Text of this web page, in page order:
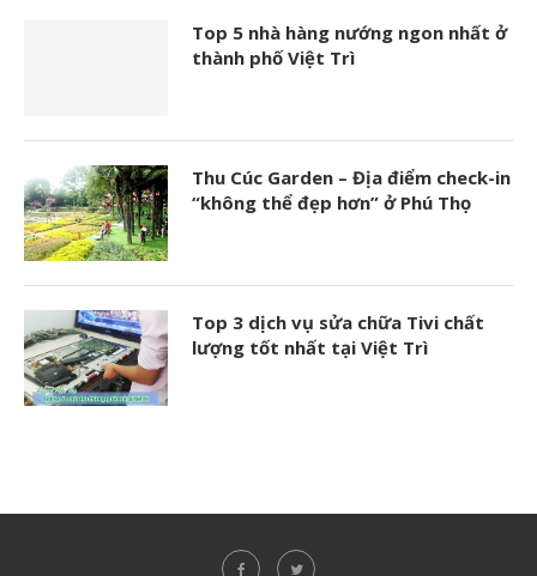
Top 5 nhà hàng nướng ngon nhất ở
thành phố Việt Trì
Thu Cúc Garden – Địa điểm check-in
“không thể đẹp hơn” ở Phú Thọ
Top 3 dịch vụ sửa chữa Tivi chất
lượng tốt nhất tại Việt Trì